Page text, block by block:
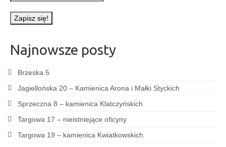
Najnowsze posty
Brzeska 5
Jagiellońska 20 – Kamienica Arona i Małki Styckich
Sprzeczna 8 – kamienica Klatczyńskich
Targowa 17 – nieistniejące oficyny
Targowa 19 – kamienica Kwiatkowskich